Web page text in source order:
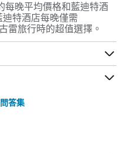
每晚平均價格和藍迪特酒
迪特酒店每晚僅需
雷旅行時的超值選擇。
答集